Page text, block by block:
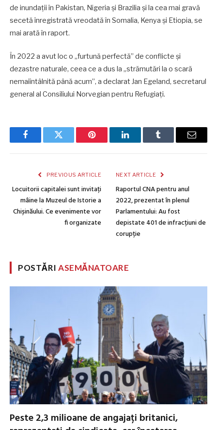
de inundații în Pakistan, Nigeria și Brazilia și la cea mai gravă
secetă înregistrată vreodată în Somalia, Kenya și Etiopia, se
mai arată în raport.
În 2022 a avut loc o „furtună perfectă” de conflicte și
dezastre naturale, ceea ce a dus la „strămutări la o scară
nemaiîntâlnită până acum”, a declarat Jan Egeland, secretarul
general al Consiliului Norvegian pentru Refugiați.
FacebookTwitter Pinterest LinkedInTumblr Email
PREVIOUS ARTICLE
Locuitorii capitalei sunt invitați
mâine la Muzeul de Istorie a
Chișinăului. Ce evenimente vor
fi organizate
NEXT ARTICLE
Raportul CNA pentru anul
2022, prezentat în plenul
Parlamentului: Au fost
depistate 401 de infracțiuni de
corupție
POSTĂRIASEMĂNATOARE
Peste 2,3 milioane de angajați britanici,